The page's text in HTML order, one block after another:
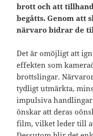
brott och att
begåtts. Genom att
närvaro bidrar de
Det är omöjligt att
effekten som
brottslingar.
tydligt utmärkta,
impulsiva
önskar att deras
film, vilket leder till